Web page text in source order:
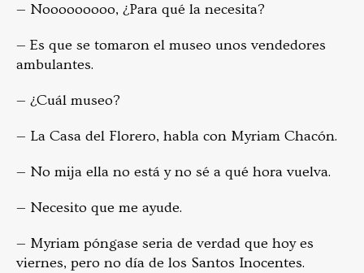
— Nooooooooo, ¿Para qué la necesita?
— Es que se tomaron el museo unos vendedores
ambulantes.
— ¿Cuál museo?
— La Casa del Florero, habla con Myriam Chacón.
— No mija ella no está y no sé a qué hora vuelva.
— Necesito que me ayude.
— Myriam póngase seria de verdad que hoy es
viernes, pero no día de los Santos Inocentes.